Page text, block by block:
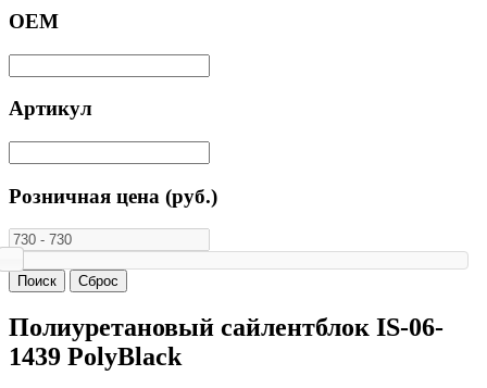
ОЕМ
Артикул
Розничная цена (руб.)
Полиуретановый сайлентблок IS-06-
1439 PolyBlack